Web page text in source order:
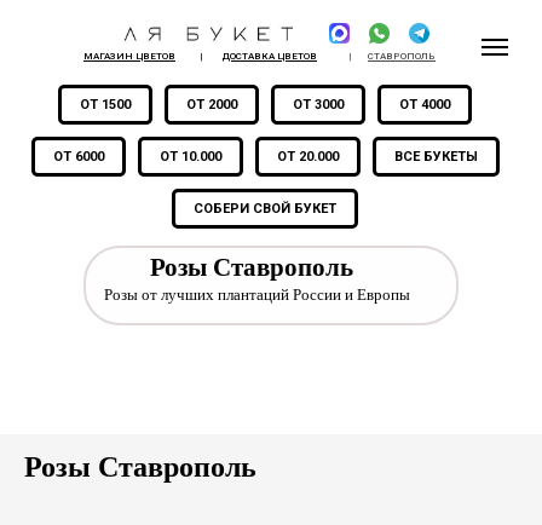
СТАВРОПОЛЬ
|
|
МАГАЗИН ЦВЕТОВ ДОСТАВКА ЦВЕТОВ
ОТ 1500 ОТ 2000 ОТ 3000 ОТ 4000
ОТ 6000 ОТ 10.000 ОТ 20.000 ВСЕ БУКЕТЫ
СОБЕРИ СВОЙ БУКЕТ
Розы Ставрополь
Розы от лучших плантаций России и Европы
Розы Ставрополь